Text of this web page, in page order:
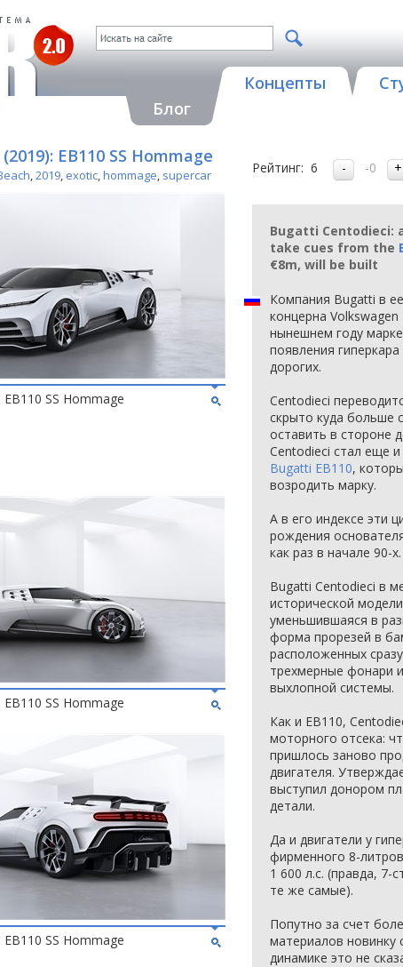
Блог
Концепты
EB110 SS Hommage
,2019, exotic,hommage, supercar
SS Hommage
SS Hommage
SS Hommage
Рейтинг: 6 -0
Bugatti Centodieci:
take cues from the
€8m, will be built
Компания Bugatti в
концерна
нынешнем году марке
появления
дорогих.
Centodieci
скрыто куда больше
оставить в стороне
Centodieci стал еще
Bugatti EB110,
возродить марку.
А в его индексе эти
рождения
как раз в начале 90-х.
Bugatti Centodieci в
исторической
уменьшившаяся в
форма прорезей в
расположенных
трехмерные фонари
выхлопной системы.
Как и EB110,
моторного отсека:
пришлось заново
двигателя.
выступил донором
детали.
Да и двигатели у
фирменного 8-
1 600 л.с. (правда, 7-
те же самые).
Попутно за счет
материалов новинку
динамике это не